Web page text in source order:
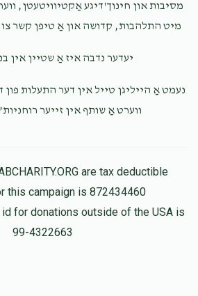
מסיבות און חינוך'דיגע אַקטיוויטעטן,
מיט התלהבות, קדושה און אַ טיפן קשר
יעדער נדבה איז אַ שטיין אין
נעמט אַ הייליגן טייל אין דער התעלות פון
ווערט אַ שותף אין זייער
are tax deductible
this campaign is 872434460
id for donations outside of the USA is
99-4322663